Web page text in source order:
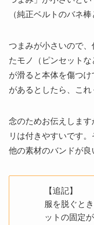
（純正ベルトのバネ
つまみが小さいので
たモノ（ピンセット
が滑ると本体を傷つ
があるとしたら、これ
念のためお伝えしま
リは付きやすいです
他の素材のバンドが良
【追記】
服を脱ぐと
ットの固定